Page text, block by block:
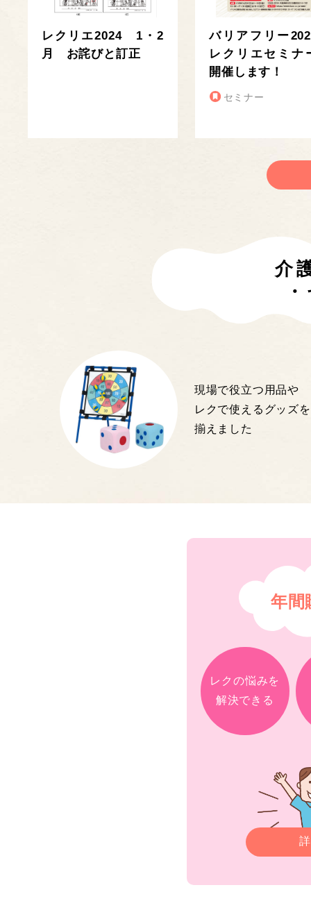
レクリエ2024 1・2
月 お詫びと訂正
バリアフリー
レクリエセミナ
開催します！
セミナー
介
現場で役立つ用品や
レクで使えるグッズを
揃えました
年間
レクの悩みを
解決できる